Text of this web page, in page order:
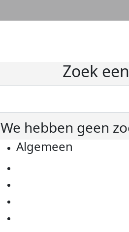
Zoek
We hebben geen
Algemeen